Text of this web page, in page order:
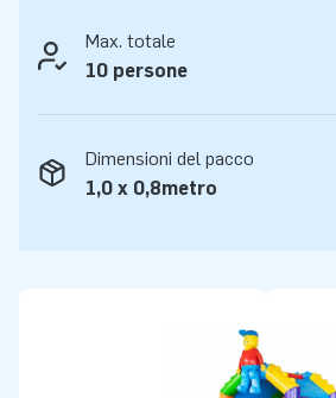
Max. totale
10 persone
Dimensioni del pacco
1,0 x 0,8metro